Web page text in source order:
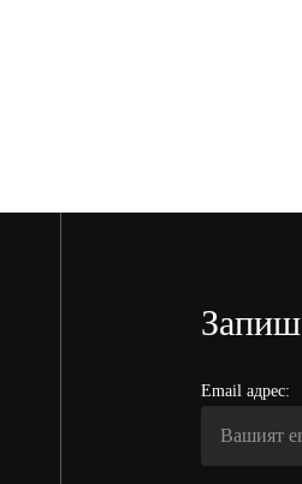
Email адрес: